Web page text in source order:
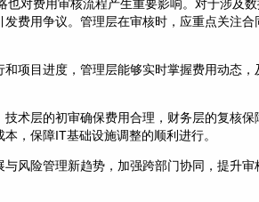
也对费用审核流程产生重要影响。对于涉及
费用争议。管理层在审核时，应重点关注
项目进度，管理层能够实时掌握费用动态
术层的初审确保费用合理，财务层的复核
，保障IT基础设施调整的顺利进行。
风险管理新趋势，加强跨部门协同，提升审